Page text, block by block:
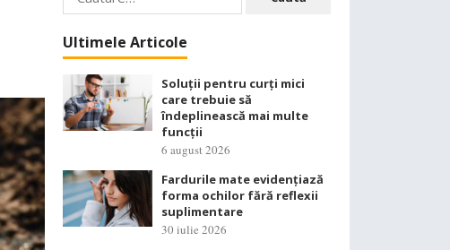
după:
Ultimele Articole
Soluții pentru curți mici
care trebuie să
îndeplinească mai multe
funcții
6 august 2026
Fardurile mate evidențiază
forma ochilor fără reflexii
suplimentare
30 iulie 2026